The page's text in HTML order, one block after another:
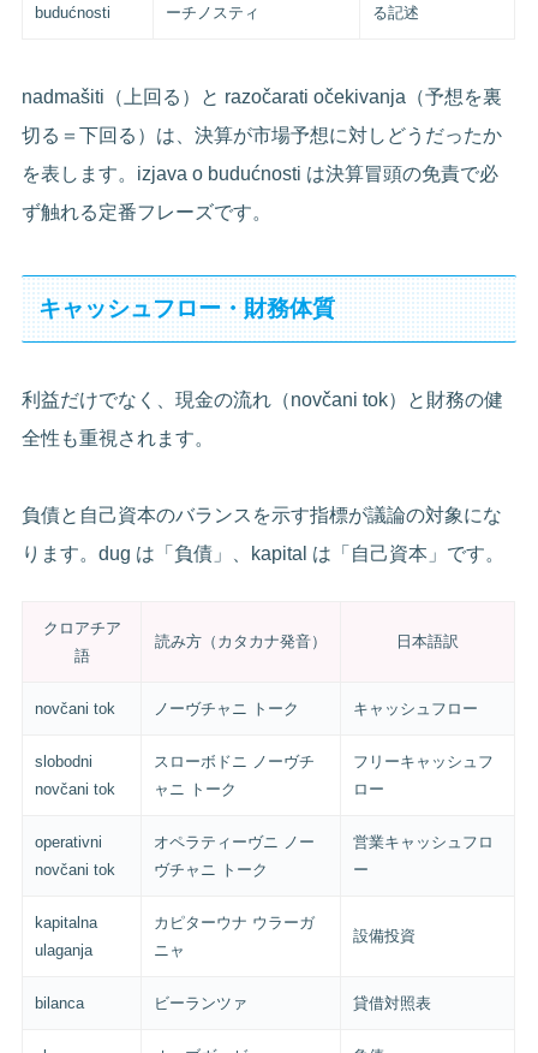
budućnosti
ーチノスティ
る記述
nadmašiti（上回る）と razočarati očekivanja（予想を裏
切る＝下回る）は、決算が市場予想に対しどうだったか
を表します。izjava o budućnosti は決算冒頭の免責で必
ず触れる定番フレーズです。
キャッシュフロー・財務体質
利益だけでなく、現金の流れ（novčani tok）と財務の健
全性も重視されます。
負債と自己資本のバランスを示す指標が議論の対象にな
ります。dug は「負債」、kapital は「自己資本」です。
クロアチア
語
読み方（カタカナ発音） 日本語訳
novčani tok ノーヴチャニ トーク キャッシュフロー
slobodni
novčani tok
スローボドニ ノーヴチ
ャニ トーク
フリーキャッシュフ
ロー
operativni
novčani tok
オペラティーヴニ ノー
ヴチャニ トーク
営業キャッシュフロ
ー
kapitalna
ulaganja
カピターウナ ウラーガ
ニャ
設備投資
bilanca ビーランツァ 貸借対照表